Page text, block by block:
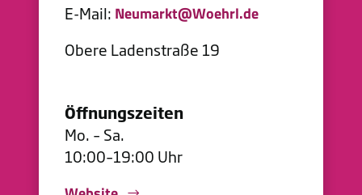
E-Mail: Neumarkt@Woehrl.de
Obere Ladenstraße 19
Öffnungszeiten
Mo. – Sa.
10:00–19:00 Uhr